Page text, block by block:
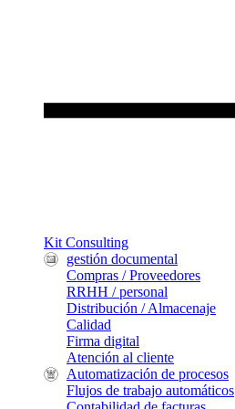
Kit Consulting
gestión documental
Compras / Proveedores
RRHH / personal
Distribución / Almacenaje
Calidad
Firma digital
Atención al cliente
Automatización de procesos
Flujos de trabajo automáticos